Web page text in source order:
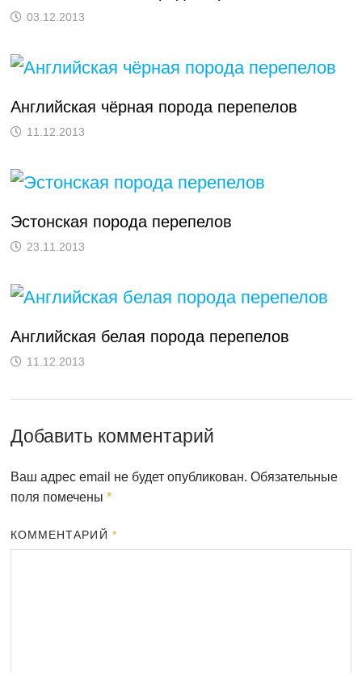
03.12.2013
Английская чёрная порода перепелов
11.12.2013
Эстонская порода перепелов
23.11.2013
Английская белая порода перепелов
11.12.2013
Добавить комментарий
Ваш адрес email не будет опубликован. Обязательные
поля помечены *
КОММЕНТАРИЙ *